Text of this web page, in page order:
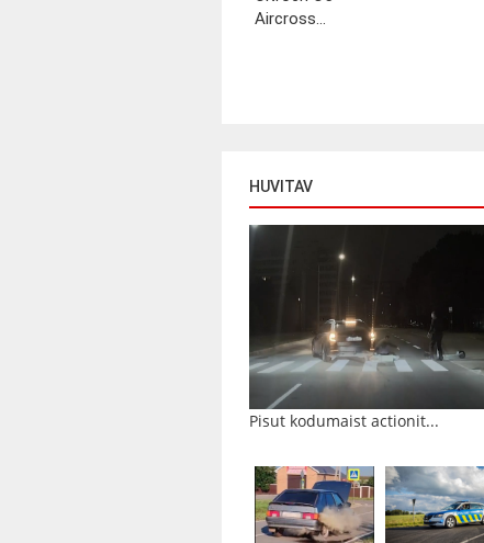
Aircross...
HUVITAV
Pisut kodumaist actionit...